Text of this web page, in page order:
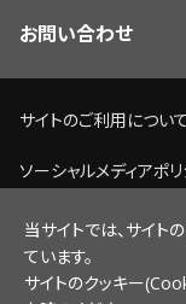
お問い合わせ
サイトのご利用について
ソーシャルメディアポ
個人情報保護方針
脆弱性情報開示ポリシ
当サイトでは、サイ
ています。
サイトのクッキー